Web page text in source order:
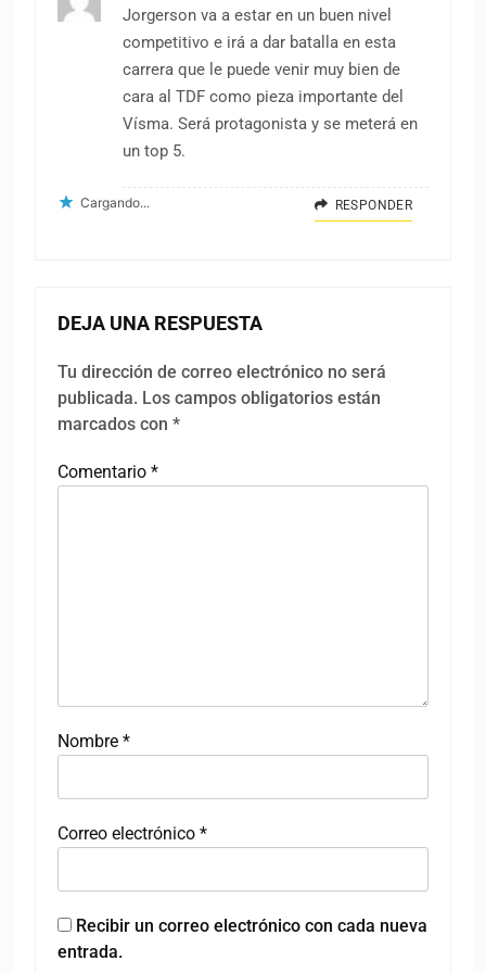
Jorgerson va a estar en un buen nivel
competitivo e irá a dar batalla en esta
carrera que le puede venir muy bien de
cara al TDF como pieza importante del
Vísma. Será protagonista y se meterá en
un top 5.
Cargando... RESPONDER
DEJA UNA RESPUESTA
Tu dirección de correo electrónico no será
publicada. Los campos obligatorios están
marcados con *
Comentario *
Nombre *
Correo electrónico *
Recibir un correo electrónico con cada nueva
entrada.